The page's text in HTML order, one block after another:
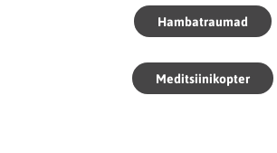
Hambatraumad
Meditsiinikopter